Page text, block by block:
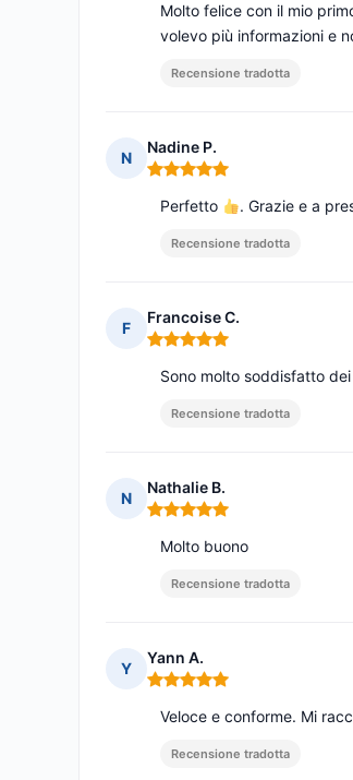
Molto felice con il mio
volevo più informazioni e
Recensione tradotta
N
Nadine P.
Nota: 5 su 5
Perfetto . Grazie e a
Recensione tradotta
F
Francoise C.
Nota: 5 su 5
Sono molto soddisfatto
Recensione tradotta
N
Nathalie B.
Nota: 5 su 5
Molto buono
Recensione tradotta
Y
Yann A.
Nota: 5 su 5
Veloce e conforme. Mi
Recensione tradotta